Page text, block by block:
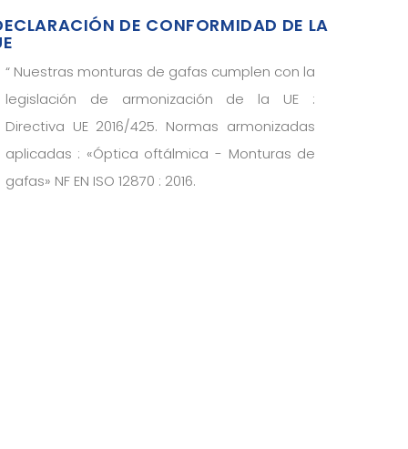
DE CONFORMIDAD DE LA
“Nuestras monturas de gafas cumplen con la
legislación de armonización de la UE :
Directiva UE 2016/425. Normas armonizadas
aplicadas : «Óptica oftálmica - Monturas de
gafas» NF EN ISO 12870 : 2016.